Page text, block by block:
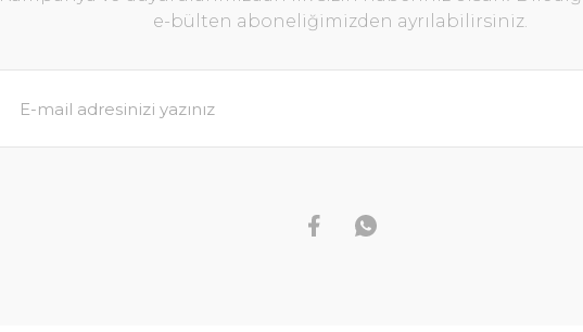
e-bülten aboneliğimizden ayrılabilirsiniz.